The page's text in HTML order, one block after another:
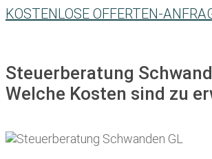
KOSTENLOSE OFFERTEN-
Steuerberatung
Welche Kosten sind zu